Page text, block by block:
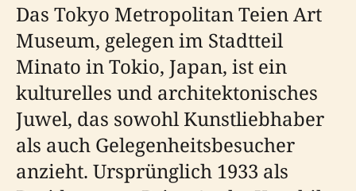
Das Tokyo Metropolitan Teien Art
Museum, gelegen im Stadtteil
Minato in Tokio, Japan, ist ein
kulturelles und architektonisches
Juwel, das sowohl Kunstliebhaber
als auch Gelegenheitsbesucher
anzieht. Ursprünglich 1933 als